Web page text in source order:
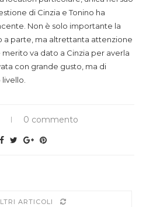
di Cinzia e Tonino ha
Non è solo importante la
a parte, ma altrettanta attenzione
va dato a Cinzia per averla
con grande gusto, ma di
livello.
0 commento
ARTICOLI